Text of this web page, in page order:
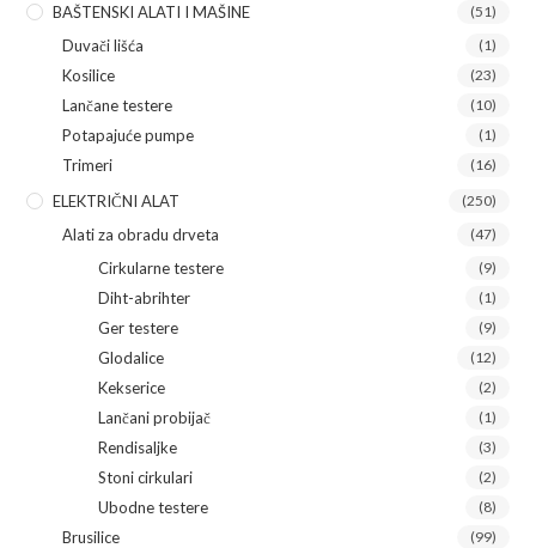
BAŠTENSKI ALATI I MAŠINE (51)
Duvači lišća (1)
Kosilice (23)
Lančane testere (10)
Potapajuće pumpe (1)
Trimeri (16)
ELEKTRIČNI ALAT (250)
Alati za obradu drveta (47)
Cirkularne testere (9)
Diht-abrihter (1)
Ger testere (9)
Glodalice (12)
Kekserice (2)
Lančani probijač (1)
Rendisaljke (3)
Stoni cirkulari (2)
Ubodne testere (8)
Brusilice (99)